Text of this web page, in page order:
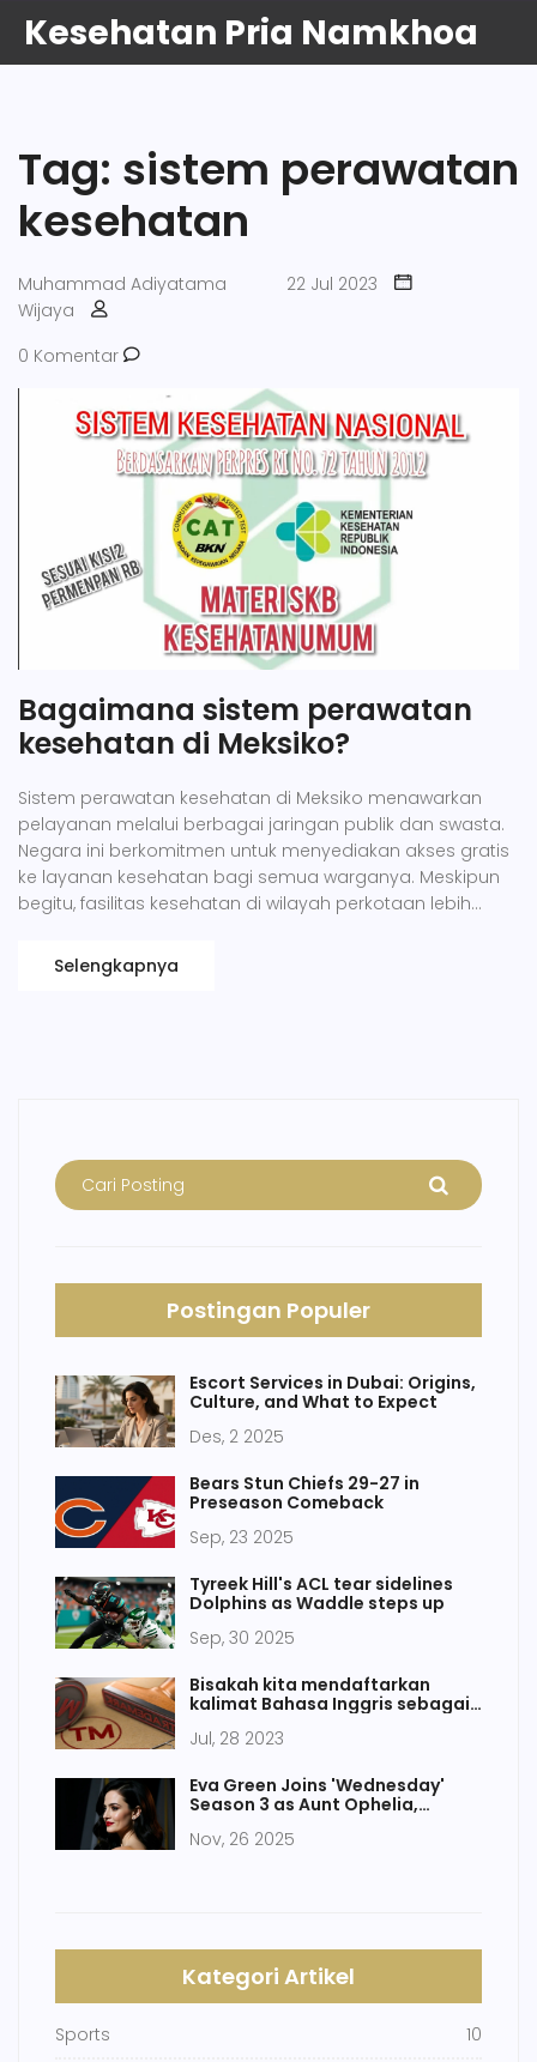
Kesehatan Pria Namkhoa
Tag: sistem perawatan
kesehatan
Muhammad Adiyatama
Wijaya
22 Jul 2023
0 Komentar
Bagaimana sistem perawatan
kesehatan di Meksiko?
Sistem perawatan kesehatan di Meksiko menawarkan
pelayanan melalui berbagai jaringan publik dan swasta.
Negara ini berkomitmen untuk menyediakan akses gratis
ke layanan kesehatan bagi semua warganya. Meskipun
begitu, fasilitas kesehatan di wilayah perkotaan lebih
masih berjuang dalam hal kualitas dan efisiensi layanan.
Jadi, meski sudah ada kemajuan, masih ada jalan
Selengkapnya
Postingan Populer
Escort Services in Dubai: Origins,
Culture, and What to Expect
Des, 2 2025
Bears Stun Chiefs 29-27 in
Preseason Comeback
Sep, 23 2025
Tyreek Hill's ACL tear sidelines
Dolphins as Waddle steps up
Sep, 30 2025
Bisakah kita mendaftarkan
kalimat Bahasa Inggris sebagai
Jul, 28 2023
Eva Green Joins 'Wednesday'
Season 3 as Aunt Ophelia,
Nov, 26 2025
Kategori Artikel
Sports 10